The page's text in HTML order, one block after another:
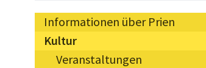
Informationen über Prien
Kultur
Veranstaltungen